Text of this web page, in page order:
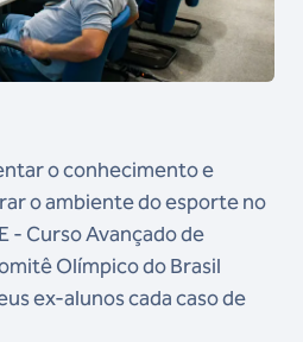
o conhecimento e
o ambiente do esporte no
- Curso Avançado de
Olímpico do Brasil
ex-alunos cada caso de